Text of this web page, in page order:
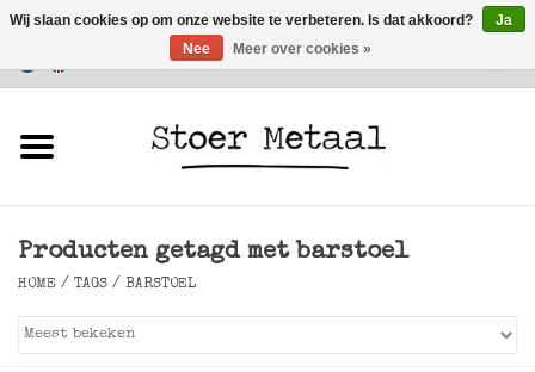
Klantenservice
Verlichting
Producten getagd met barstoel
HOME / TAGS / BARSTOEL
Wij slaan cookies op om onze website te verbeteren. Is dat akkoord?
Ja
Nee
Meer over cookies »